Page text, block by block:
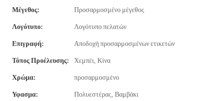
Μέγεθος: Προσαρμοσμένο μέγεθος
Λογότυπο: Λογότυπο πελατών
Επιγραφή: Αποδοχή προσαρμοσμένων ετικετών
Τόπος Προέλευσης: Χεμπέι, Κίνα
Χρώμα: προσαρμοσμένο
Υφασμα: Πολυεστέρας, Βαμβάκι